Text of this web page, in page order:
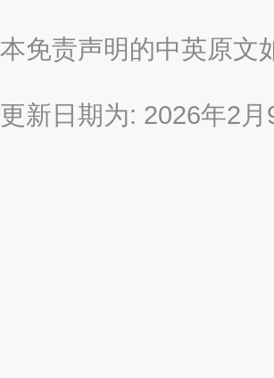
本免责声明的中英原文
更新日期为: 2026年2月